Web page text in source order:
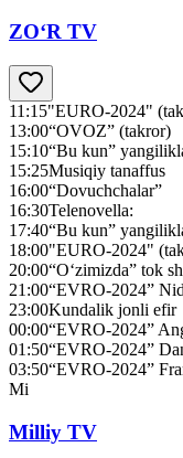
ZO‘R TV
11:15"EURO-2024"
13:00“OVOZ” (takror)
15:10“Bu kun”
15:25Musiqiy tanaffus
16:00“Dovuchchalar”
16:30Telenovella:
17:40“Bu kun”
18:00"EURO-2024"
20:00“O‘zimizda” tok
21:00“EVRO-2024”
23:00Kundalik jonli efir
00:00“EVRO-2024”
01:50“EVRO-2024”
03:50“EVRO-2024”
Mi
Milliy TV